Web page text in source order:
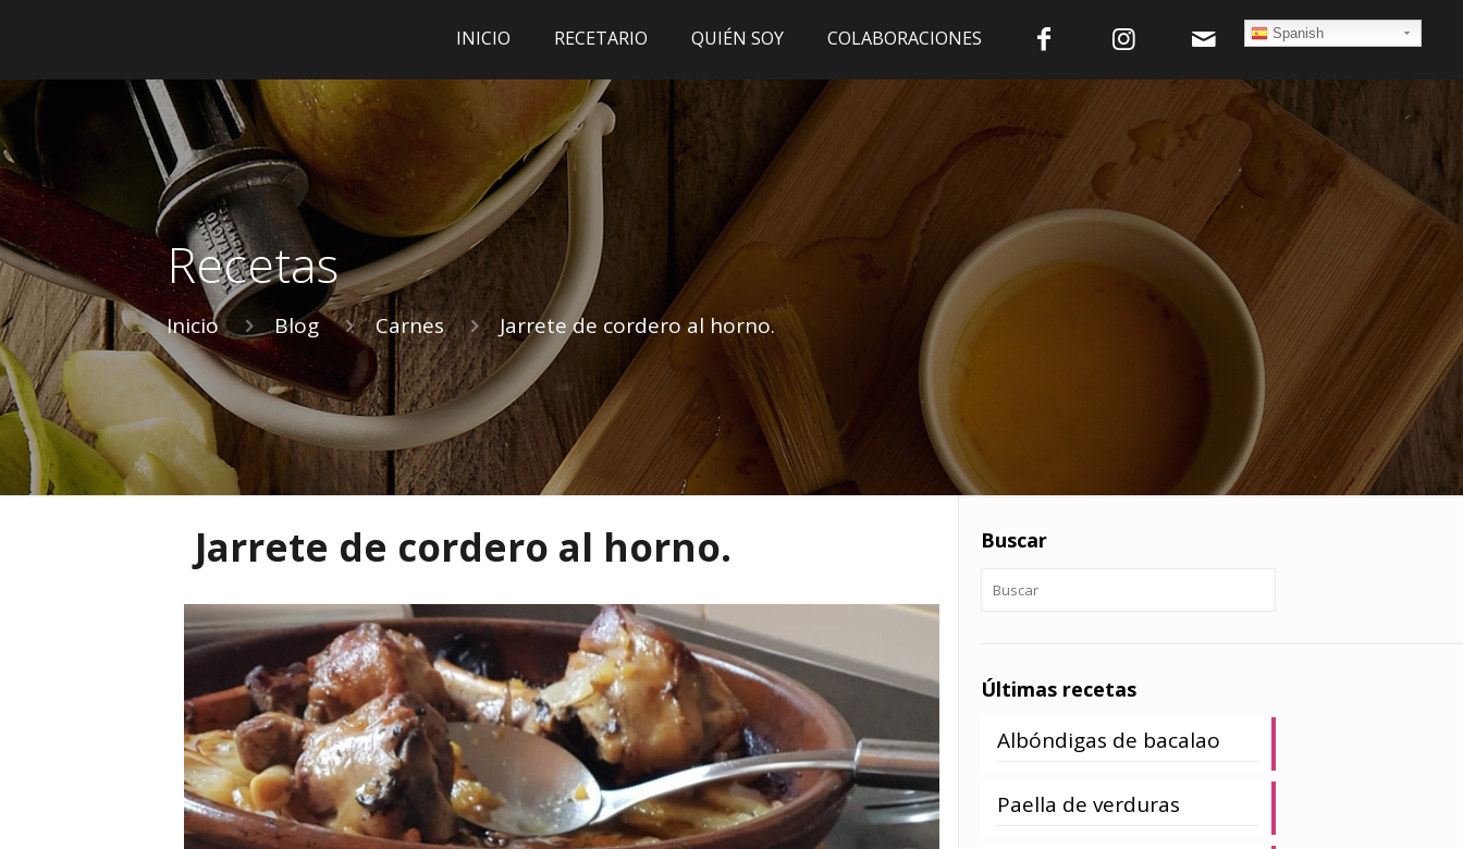
INICIO RECETARIO QUIÉN SOY COLABORACIONES Spanish
Recetas
Inicio Blog Carnes Jarrete de cordero al horno.
Jarrete de cordero al horno. Buscar
Últimas recetas
Albóndigas de bacalao
Paella de verduras